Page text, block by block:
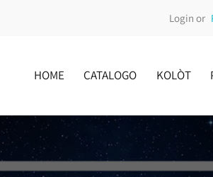
Login or
HOME CATALOGO KOLÒT